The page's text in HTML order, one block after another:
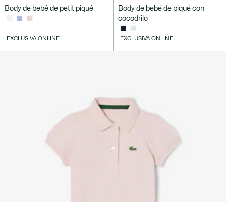
Body de bebé de petit piqué
EXCLUSIVA ONLINE
Body de bebé de piqué con
cocodrilo
EXCLUSIVA ONLINE